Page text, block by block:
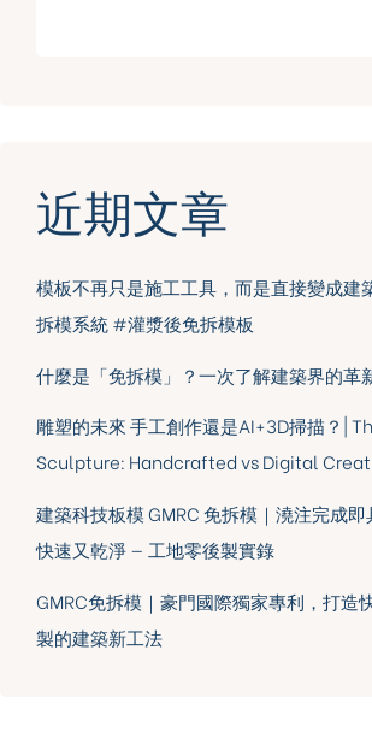
近期文章
模板不再只是施工工具，而是直接變成建
拆模系統 #灌漿後免拆模板
什麼是「免拆模」？一次了解建築界的革
雕塑的未來 手工創作還是AI+3D掃描？|
Sculpture: Handcrafted vs Digital
建築科技板模 GMRC 免拆模｜澆注完成
快速又乾淨 — 工地零後製實錄
GMRC免拆模｜豪門國際獨家專利，打造
製的建築新工法